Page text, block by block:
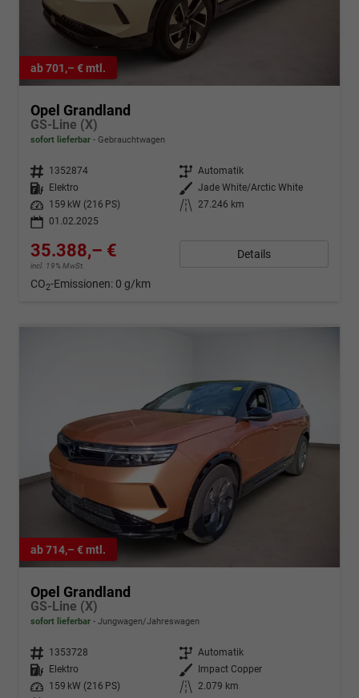
ab 701,– € mtl.
Opel Grandland
GS-Line (X)
sofort lieferbar Gebrauchtwagen
Fahrzeugnr. 1352874 Getriebe Automatik
Kraftstoff
Elektro Außenfarbe Jade White/Arctic White
Leistung
159 kW (216 PS) Kilometerstand
27.246 km
01.02.2025
35.388,– €
incl. 19% MwSt.
Details
CO2-Emissionen: 0 g/km
ab 714,– € mtl.
Opel Grandland
GS-Line (X)
sofort lieferbar Jungwagen/Jahreswagen
Fahrzeugnr. 1353728 Getriebe Automatik
Kraftstoff
Elektro Außenfarbe
Impact Copper
Leistung
159 kW (216 PS) Kilometerstand
2.079 km